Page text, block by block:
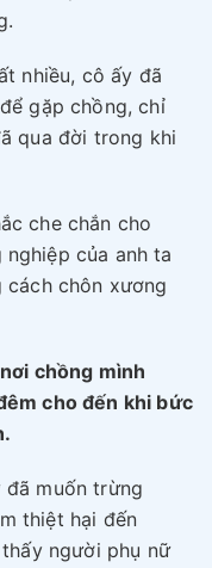
nhiều, cô ấy đã
gặp chồng, chỉ
qua đời trong khi
che chắn cho
của anh ta
chôn xương
chồng mình
cho đến khi bức
đã muốn trừng
thiệt hại đến
người phụ nữ